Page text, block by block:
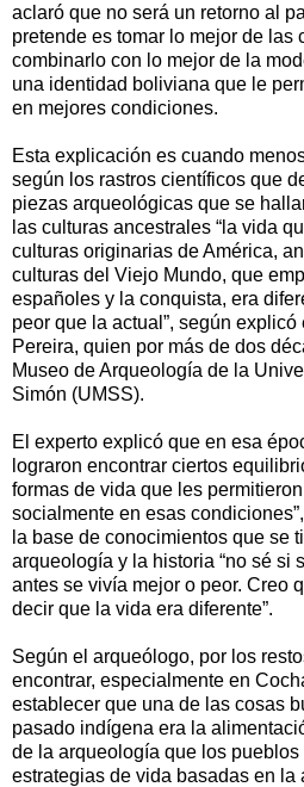
aclaró que no será un retorno al
pretende es tomar lo mejor de las
combinarlo con lo mejor de la
una identidad boliviana que le
en mejores condiciones.
Esta explicación es cuando
según los rastros científicos que
piezas arqueológicas que se
las culturas ancestrales “la vida
culturas originarias de América,
culturas del Viejo Mundo, que
españoles y la conquista, era
peor que la actual”, según
Pereira, quien por más de dos
Museo de Arqueología de la
Simón (UMSS).
El experto explicó que en esa
lograron encontrar ciertos
formas de vida que les
socialmente en esas
la base de conocimientos que se
arqueología y la historia “no sé si
antes se vivía mejor o peor. Creo
decir que la vida era diferente”.
Según el arqueólogo, por los
encontrar, especialmente en
establecer que una de las cosas
pasado indígena era la
de la arqueología que los
estrategias de vida basadas en la